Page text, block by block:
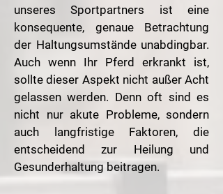
unseres Sportpartners ist eine
konsequente, genaue Betrachtung
der Haltungsumstände unabdingbar.
Auch wenn Ihr Pferd erkrankt ist,
sollte dieser Aspekt nicht außer Acht
gelassen werden. Denn oft sind es
nicht nur akute Probleme, sondern
auch langfristige Faktoren, die
entscheidend zur Heilung und
Gesunderhaltung beitragen.​